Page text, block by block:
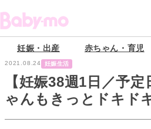
妊娠・出産 赤ちゃん・育児
2021.08.24 妊娠生活
【妊娠38週1日／予
ゃんもきっとドキド